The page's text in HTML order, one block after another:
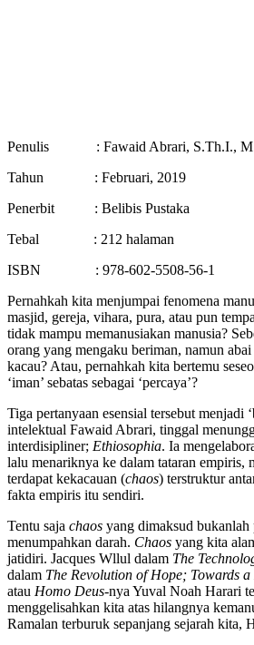
Penulis : Fawaid Abrari, S.Th.I.,
Tahun : Februari, 2019
Penerbit : Belibis Pustaka
Tebal : 212 halaman
ISBN : 978-602-5508-56-1
Pernahkah kita menjumpai fenomena
masjid, gereja, vihara, pura, atau pun
tidak mampu memanusiakan manusia?
orang yang mengaku beriman, namun
kacau? Atau, pernahkah kita bertemu
‘iman’ sebatas sebagai ‘percaya’?
Tiga pertanyaan esensial tersebut menjadi
intelektual Fawaid Abrari, tinggal
interdisipliner; Ethiosophia. Ia
lalu menariknya ke dalam tataran empiris,
terdapat kekacauan (chaos) terstruktur
fakta empiris itu sendiri.
Tentu saja chaos yang dimaksud bukanlah
menumpahkan darah. Chaos yang kita
jatidiri. Jacques Wllul dalam The
dalam The Revolution of Hope; Towards
atau Homo Deus-nya Yuval Noah Harari
menggelisahkan kita atas hilangnya
Ramalan terburuk sepanjang sejarah kita,